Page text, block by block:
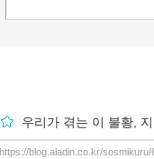
우리가 겪는 이 불황,
https://blog.aladin.co.kr/sosmikuru/